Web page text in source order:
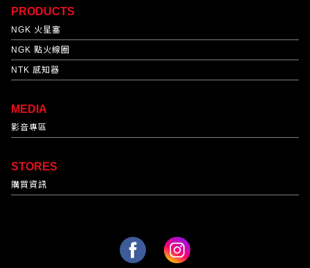
PRODUCTS
NGK 火星塞
NGK 點火線圈
NTK 感知器
MEDIA
影音專區
STORES
購買資訊